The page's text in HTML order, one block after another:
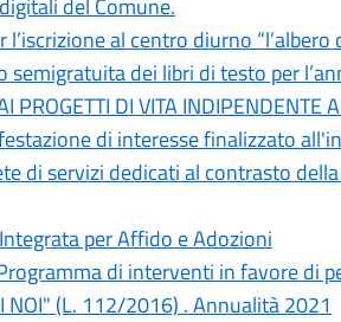
del Comune.
l’iscrizione al centro diurno
semigratuita dei libri di testo per
PROGETTI DI VITA INDIPENDENTE
di interesse finalizzato
di servizi dedicati al contrasto
per Affido e Adozioni
di interventi in favore di
NOI" (L. 112/2016) . Annualità 2021